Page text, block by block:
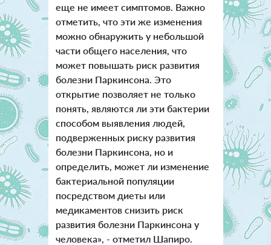
еще не имеет симптомов. Важно
отметить, что эти же изменения
можно обнаружить у небольшой
части общего населения, что
может повышать риск развития
болезни Паркинсона. Это
открытие позволяет не только
понять, являются ли эти бактерии
способом выявления людей,
подверженных риску развития
болезни Паркинсона, но и
определить, может ли изменение
бактериальной популяции
посредством диеты или
медикаментов снизить риск
развития болезни Паркинсона у
человека», - отметил Шапиро.